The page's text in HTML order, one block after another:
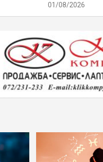
01/08/2026